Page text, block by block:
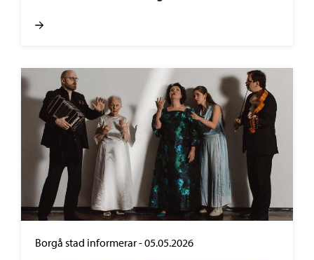
Borgå stad informerar-05.05.2026